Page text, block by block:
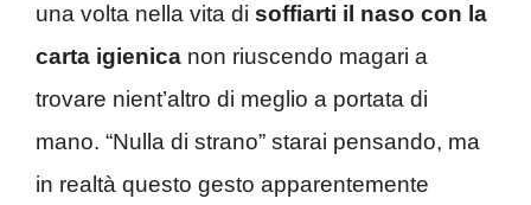
una volta nella vita di soffiarti il naso con la
carta igienica non riuscendo magari a
trovare nient’altro di meglio a portata di
mano. “Nulla di strano” starai pensando, ma
in realtà questo gesto apparentemente